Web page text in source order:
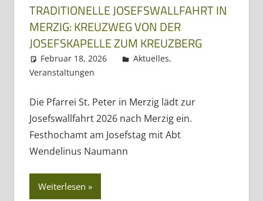
TRADITIONELLE JOSEFSWALLFAHRT IN
MERZIG: KREUZWEG VON DER
JOSEFSKAPELLE ZUM KREUZBERG
Februar 18, 2026 Regio3
Aktuelles,
Veranstaltungen
Die Pfarrei St. Peter in Merzig lädt zur
Josefswallfahrt 2026 nach Merzig ein.
Festhochamt am Josefstag mit Abt
Wendelinus Naumann
Weiterlesen